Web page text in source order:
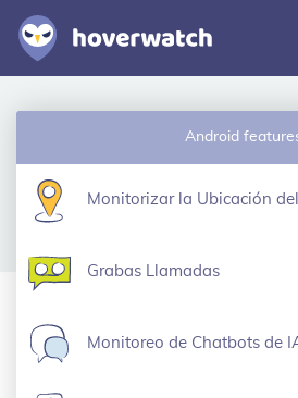
Características
Iniciar sesión
Android
Monitorizar la Ubicación
Grabas Llamadas
Monitoreo de Chatbots de